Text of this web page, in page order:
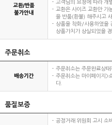
교환/반품
불가안내
고객님의 요청에 따라 개
교환은 사이즈 교환만 가
을 반품(환불) 해주시고
상품을 착화/사용하였을
상품가치가 상실되었을
주문취소
배송기간
주문취소는 주문완료상태
주문취소는 마이페이지>
다.
품질보증
공정거래 위원회 고시 소